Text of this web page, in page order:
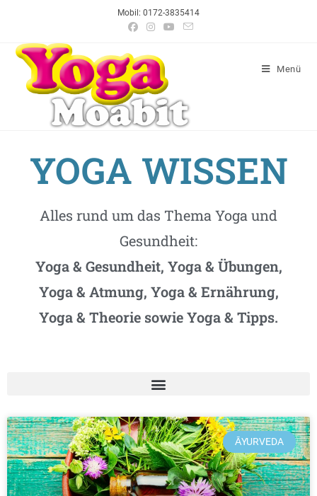
Mobil: 0172-3835414
Menü
YOGA WISSEN
Alles rund um das Thema Yoga und
Gesundheit:
Yoga & Gesundheit, Yoga & Übungen,
Yoga & Atmung, Yoga & Ernährung,
Yoga & Theorie sowie Yoga & Tipps.
ĀYURVEDA